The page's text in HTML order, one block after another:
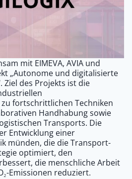
mit EIMEVA, AVIA und
„Autonome und digitalisierte
des Projekts ist die
fortschrittlichen Techniken
Handhabung sowie
Transports. Die
Entwicklung einer
münden, die die Transport-
optimiert, den
die menschliche Arbeit
Emissionen reduziert.